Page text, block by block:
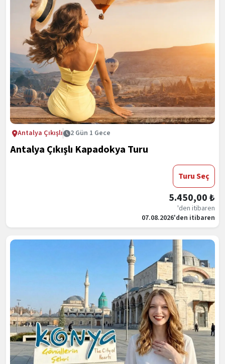
Antalya Çıkışlı 2 Gün 1 Gece
Antalya Çıkışlı Kapadokya Turu
07.08.2026'den itibaren
5.450,00 ₺
'den itibaren
Turu Seç